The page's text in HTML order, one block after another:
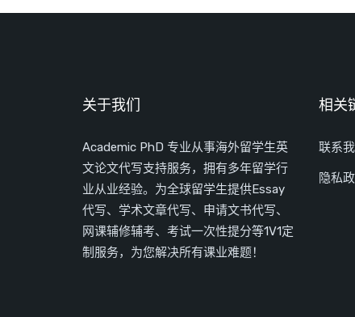
关于我们
Academic PhD 专业从事海外留学生英
文论文代写支持服务，拥有多年留学行
业从业经验。为全球留学生提供Essay
代写、学术文章代写、申请文书代写、
网课辅修辅考、考试一次性提分等1V1定
制服务，为您解决所有课业难题！
相关
联系
隐私